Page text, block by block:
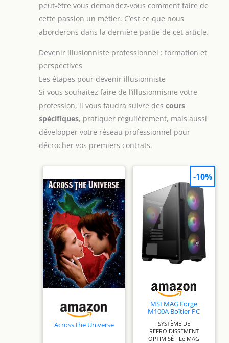
peut-être vous demandez-vous comment faire de
cette passion un métier. C’est ce que nous
aborderons dans la dernière partie de cet article.
Devenir illusionniste professionnel : formation et
perspectives
Les étapes pour devenir illusionniste
Si vous souhaitez faire de l’illusionnisme votre
profession, il vous faudra suivre des cours
spécifiques, pratiquer régulièrement, mais aussi
développer votre réseau professionnel pour
décrocher vos premiers contrats.
Across the Universe
MSI MAG Forge
M100A Boîtier PC
Gaming Micro-ATX
SYSTÈME DE
REFROIDISSEMENT
OPTIMISÉ - Le MAG
-10%